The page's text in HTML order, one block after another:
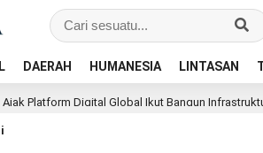
DAERAH HUMANESIA LINTASAN
Global Ikut Bangun Infrastruktur Digital